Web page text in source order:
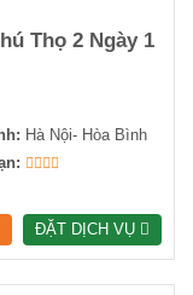
Thọ 2 Ngày 1
Hà Nội- Hòa Bình
ĐẶT DỊCH VỤ